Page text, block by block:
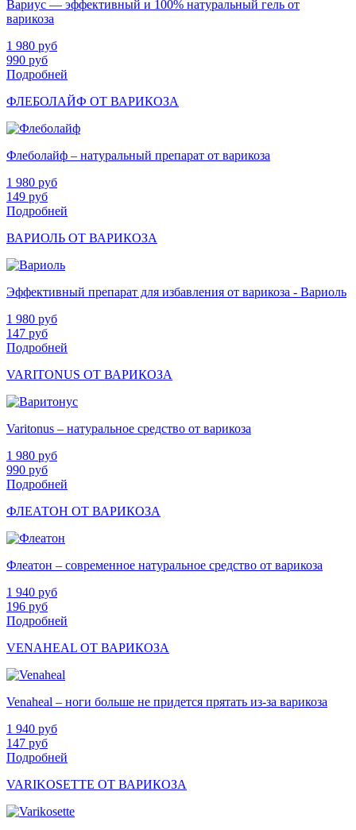
Вариус — эффективный и 100% натуральный гель от
варикоза
1 980 руб
990 руб
Подробней
ФЛЕБОЛАЙФ ОТ ВАРИКОЗА
Флеболайф – натуральный препарат от варикоза
1 980 руб
149 руб
Подробней
ВАРИОЛЬ ОТ ВАРИКОЗА
Эффективный препарат для избавления от варикоза - Вариоль
1 980 руб
147 руб
Подробней
VARITONUS ОТ ВАРИКОЗА
Varitonus – натуральное средство от варикоза
1 980 руб
990 руб
Подробней
ФЛЕАТОН ОТ ВАРИКОЗА
Флеатон – современное натуральное средство от варикоза
1 940 руб
196 руб
Подробней
VENAHEAL ОТ ВАРИКОЗА
Venaheal – ноги больше не придется прятать из-за варикоза
1 940 руб
147 руб
Подробней
VARIKOSETTE ОТ ВАРИКОЗА